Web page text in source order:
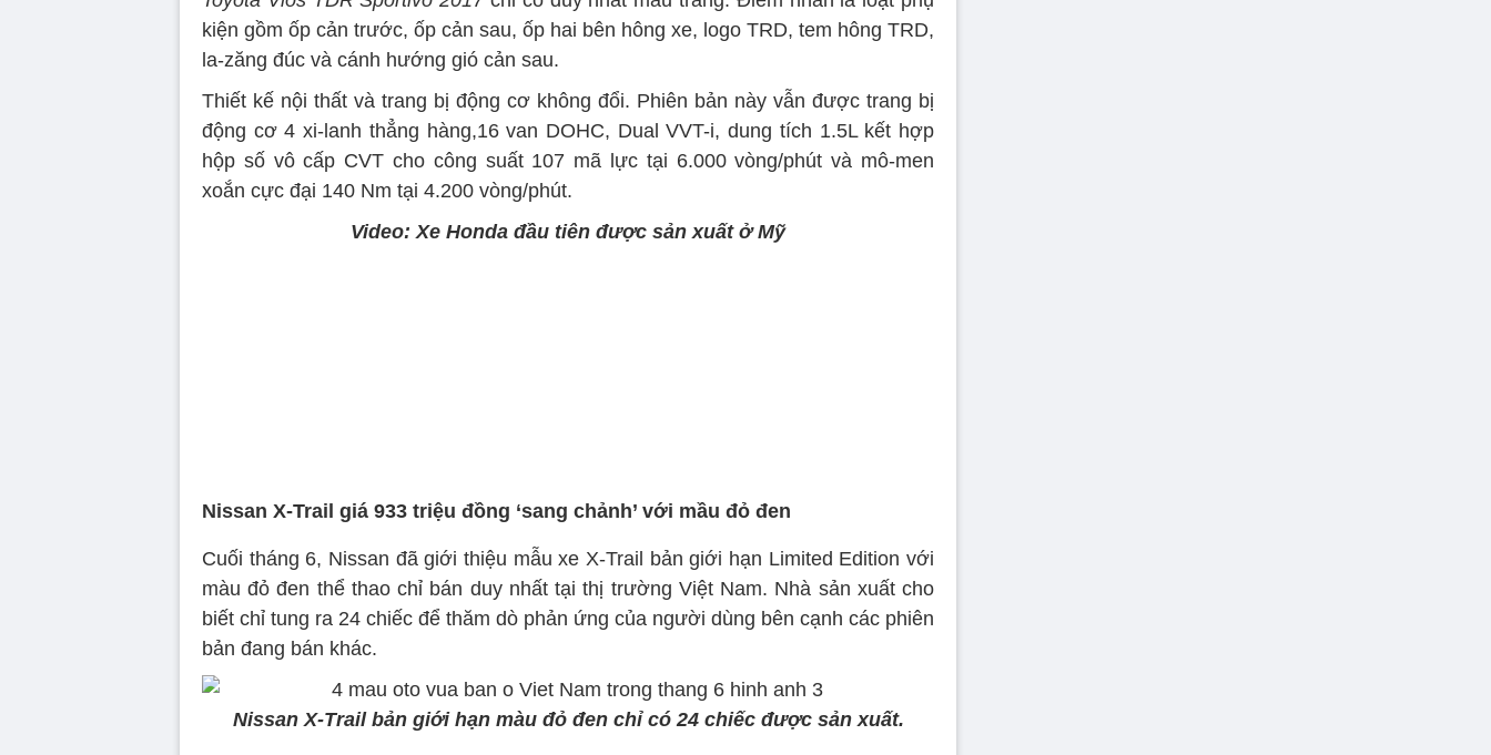
kiện gồm ốp cản trước, ốp cản sau, ốp hai bên hông xe, logo TRD, tem hông TRD,
la-zăng đúc và cánh hướng gió cản sau.
Thiết kế nội thất và trang bị động cơ không đổi. Phiên bản này vẫn được trang bị
động cơ 4 xi-lanh thẳng hàng,16 van DOHC, Dual VVT-i, dung tích 1.5L kết hợp
hộp số vô cấp CVT cho công suất 107 mã lực tại 6.000 vòng/phút và mô-men
xoắn cực đại 140 Nm tại 4.200 vòng/phút.
Video: Xe Honda đầu tiên được sản xuất ở Mỹ
Nissan X-Trail giá 933 triệu đồng ‘sang chảnh’ với mầu đỏ đen
Cuối tháng 6, Nissan đã giới thiệu mẫu xe X-Trail bản giới hạn Limited Edition với
màu đỏ đen thể thao chỉ bán duy nhất tại thị trường Việt Nam. Nhà sản xuất cho
biết chỉ tung ra 24 chiếc để thăm dò phản ứng của người dùng bên cạnh các phiên
bản đang bán khác.
Nissan X-Trail bản giới hạn màu đỏ đen chỉ có 24 chiếc được sản xuất.